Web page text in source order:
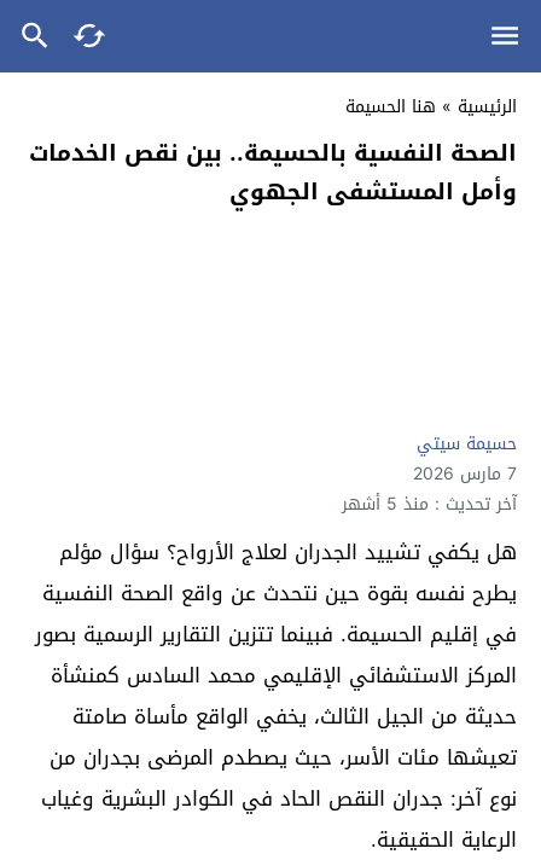
الرئيسية » هنا الحسيمة
الصحة النفسية بالحسيمة.. بين نقص الخدمات
وأمل المستشفى الجهوي
حسيمة سيتي
7 مارس 2026
آخر تحديث : منذ 5 أشهر
هل يكفي تشييد الجدران لعلاج الأرواح؟ سؤال مؤلم
يطرح نفسه بقوة حين نتحدث عن واقع الصحة النفسية
في إقليم الحسيمة. فبينما تتزين التقارير الرسمية بصور
المركز الاستشفائي الإقليمي محمد السادس كمنشأة
حديثة من الجيل الثالث، يخفي الواقع مأساة صامتة
تعيشها مئات الأسر، حيث يصطدم المرضى بجدران من
نوع آخر: جدران النقص الحاد في الكوادر البشرية وغياب
الرعاية الحقيقية.